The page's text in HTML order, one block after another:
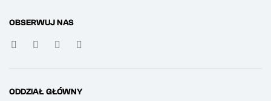
OBSERWUJ NAS
ODDZIAŁ GŁÓWNY